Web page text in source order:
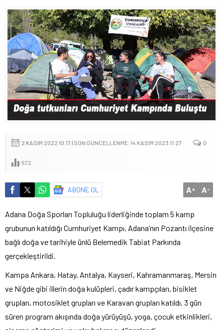
2 KASIM 2022 10:17 | SON GÜNCELLENME: 14 KASIM 2023 11:27 0
572
ABONE OL A+ A-
Adana Doğa Sporları Topluluğu liderliğinde toplam 5 kamp
grubunun katıldığı Cumhuriyet Kampı, Adana’nın Pozantı ilçesine
bağlı doğa ve tarihiyle ünlü Belemedik Tabiat Parkında
gerçekleştirildi.
Kampa Ankara, Hatay, Antalya, Kayseri, Kahramanmaraş, Mersin
ve Niğde gibi illerin doğa kulüpleri, çadır kampçıları, bisiklet
grupları, motosiklet grupları ve Karavan grupları katıldı. 3 gün
süren program akışında doğa yürüyüşü, yoga, çocuk etkinlikleri,